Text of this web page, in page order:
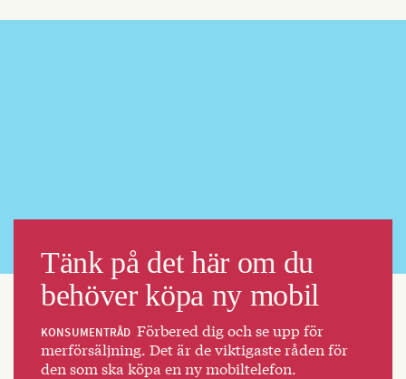
Tänk på det här om du
behöver köpa ny mobil
KONSUMENTRÅD Förbered dig och se upp för
merförsäljning. Det är de viktigaste råden för
den som ska köpa en ny mobiltelefon.